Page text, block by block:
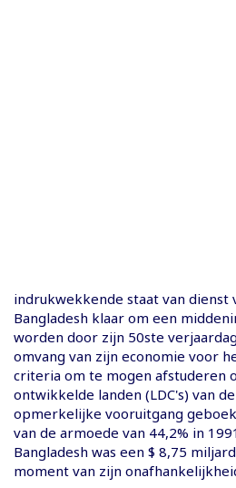
indrukwekkende staat van dienst
Bangladesh klaar om een
worden door zijn 50ste
omvang van zijn economie voor
criteria om te mogen afstuderen
ontwikkelde landen (LDC's) van
opmerkelijke vooruitgang
van de armoede van 44,2% in
Bangladesh was een $ 8,75
moment van zijn